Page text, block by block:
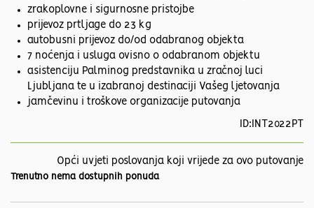
zrakoplovne i sigurnosne pristojbe
prijevoz prtljage do 23 kg
autobusni prijevoz do/od odabranog objekta
7 noćenja i usluga ovisno o odabranom objektu
asistenciju Palminog predstavnika u zračnoj luci
Ljubljana te u izabranoj destinaciji Vašeg ljetovanja
jamčevinu i troškove organizacije putovanja
ID:INT2022PT
Opći uvjeti poslovanja koji vrijede za ovo putovanje
Trenutno nema dostupnih ponuda